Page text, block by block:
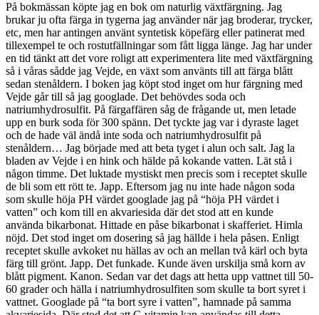
På bokmässan köpte jag en bok om naturlig växtfärgning. Jag
brukar ju ofta färga in tygerna jag använder när jag broderar, trycker,
etc, men har antingen använt syntetisk köpefärg eller patinerat med
tillexempel te och rostutfällningar som fått ligga länge. Jag har under
en tid tänkt att det vore roligt att experimentera lite med växtfärgning
så i våras sådde jag Vejde, en växt som använts till att färga blått
sedan stenåldern. I boken jag köpt stod inget om hur färgning med
Vejde går till så jag googlade. Det behövdes soda och
natriumhydrosulfit. På färgaffären såg de frågande ut, men letade
upp en burk soda för 300 spänn. Det tyckte jag var i dyraste laget
och de hade väl ändå inte soda och natriumhydrosulfit på
stenåldern… Jag började med att beta tyget i alun och salt. Jag la
bladen av Vejde i en hink och hälde på kokande vatten. Lät stå i
någon timme. Det luktade mystiskt men precis som i receptet skulle
de bli som ett rött te. Japp. Eftersom jag nu inte hade någon soda
som skulle höja PH värdet googlade jag på “höja PH värdet i
vatten” och kom till en akvariesida där det stod att en kunde
använda bikarbonat. Hittade en påse bikarbonat i skafferiet. Himla
nöjd. Det stod inget om dosering så jag hällde i hela påsen. Enligt
receptet skulle avkoket nu hällas av och an mellan två kärl och byta
färg till grönt. Japp. Det funkade. Kunde även urskilja små korn av
blått pigment. Kanon. Sedan var det dags att hetta upp vattnet till 50-
60 grader och hälla i natriumhydrosulfiten som skulle ta bort syret i
vattnet. Googlade på “ta bort syre i vatten”, hamnade på samma